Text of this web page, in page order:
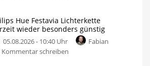
Hue Festavia Lichterkette
wieder besonders günstig
05.08.2026 - 10:40 Uhr
Fabian
Kommentar schreiben